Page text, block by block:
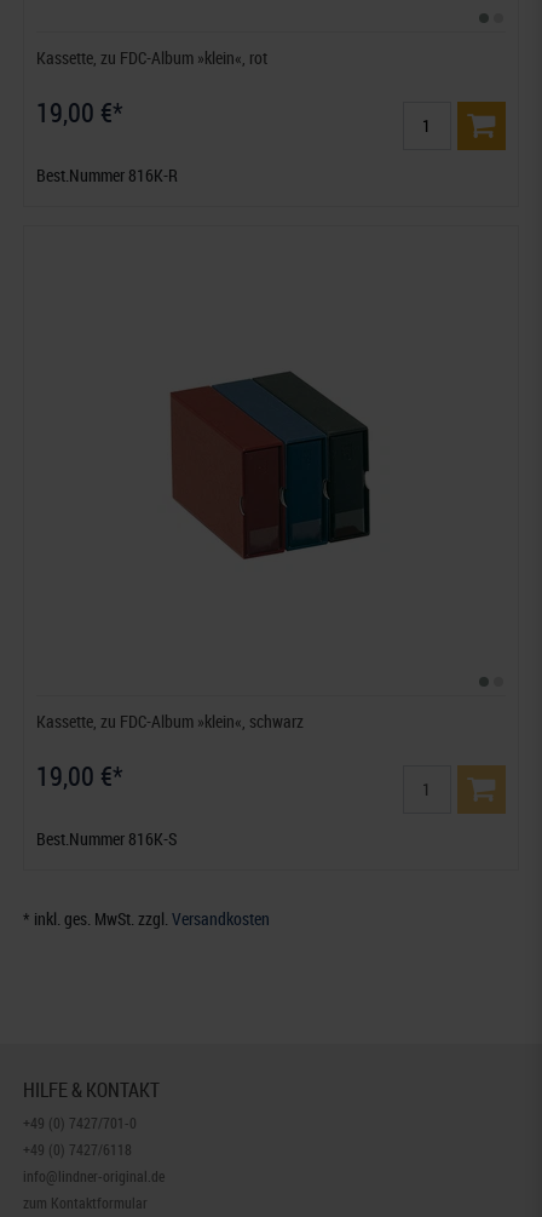
Kassette, zu FDC-Album »klein«, rot
19,00 €*
Best.Nummer 816K-R
Kassette, zu FDC-Album »klein«, schwarz
19,00 €*
Best.Nummer 816K-S
* inkl. ges. MwSt. zzgl.Versandkosten
HILFE & KONTAKT
+49 (0) 7427/701-0
+49 (0) 7427/6118
info@lindner-original.de
zum Kontaktformular